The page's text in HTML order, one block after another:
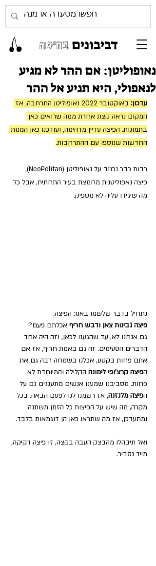
דביבוניםבחיפה
נאופוליטן: אם ההר לא מגיע
לנאפולי, היא תגיע אל ההר
עדכון:
באוקטובר 2022 נאופוליטן התרחבה, אז
המקום נראה קצת אחרת ממה שרואים כאן
בתמונות. הפיצה עדיין מדהימה, ועודכנו כאן המנות
החדשות שנוספו עם ההתרחבות.
רבות כבר נכתב על נאופוליטן (NeoPolitan),
פיצה נאפוליטנית מחמצת בעיר התחתית, אבל כל
מה שיגידו עליה לא מספיק.
נתחיל בדבר שלשמו באנו: הפיצה.
פיצה גבינות צאן ודבש חריף אכלתם פעם?
גם אנחנו לא, עד שהגענו לכאן, וזה היה אחד
הדברים הטעימים. זה גם באמת חריף, אז אם
אתם פחות בקטע, אכלנו בשמחה רבה גם את
הפיצה קרצ'ופי לימונה הקלילה והמיוחדת לא
פחות. מסביבנו שמענו אנשים מתענגים גם על
הפיצה מלנזנה, אז רשמנו לנו לפעם הבאה. בכל
מקרה, מה שיש על הפיצות כל הזמן משתנה
ומתעדכן, אז מה שתראו כאן הן דוגמאות בלבד.
ואל תיבהלו מהבצק העבה בקצה, זו פיצה דקיקה,
מייד נסביר.